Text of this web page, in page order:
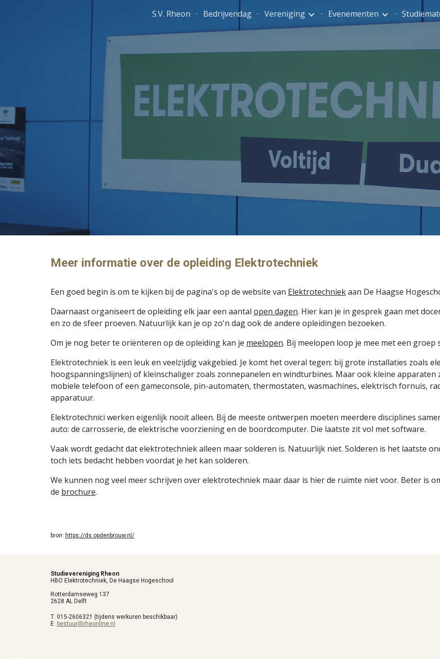
Skip to main content Skip to
S.V. Rheon Bedrijvendag Vereniging Evenementen
Meer informatie over de opleiding Elektrotechniek
Een goed begin is om te kijken bij de pagina's op de website van Elektrotechniekaan De Haagse
Daarnaast organiseert de opleidingelk jaar een aantal open dagen. Hier kan je in gesprek gaan met
en zo de sfeer proeven. Natuurlijk kan je op zo'n dag ook de andere opleidingen bezoeken.
Om je nog beter te oriënteren op de opleiding kan je meelopen. Bij meelopen loop je mee met een
Elektrotechniek is een leuk en veelzijdig vakgebied. Je komt het overal tegen: bij grote installaties zoals
hoogspanningslijnen) of kleinschaliger zoals zonnepanelen en windturbines. Maar ook kleine apparaten
mobiele telefoon of een gameconsole, pin-automaten, thermostaten, wasmachines, elektrisch fornuis,
apparatuur.
Elektrotechnici werken eigenlijk nooit alleen. Bij de meeste ontwerpen moeten meerdere disciplines
auto: de carrosserie, de elektrische voorziening en de boordcomputer. Die laatste zit vol met software.
Vaak wordt gedacht dat elektrotechniek alleen maar solderen is. Natuurlijk niet. Solderen is het laatste
toch iets bedacht hebben voordat je het kan solderen.
We kunnen nog veel meer schrijven over elektrotechniek maar daar is hier de ruimte niet voor. Beter is
de brochure.
bron: https://ds.opdenbrouw.nl/
Studievereniging Rheon
HBO Elektrotechniek, De Haagse Hogeschool
Rotterdamseweg 137
2628 AL Delft
T: 015-2606321 (tijdens werkuren beschikbaar)
E: bestuur@rheonline.nl